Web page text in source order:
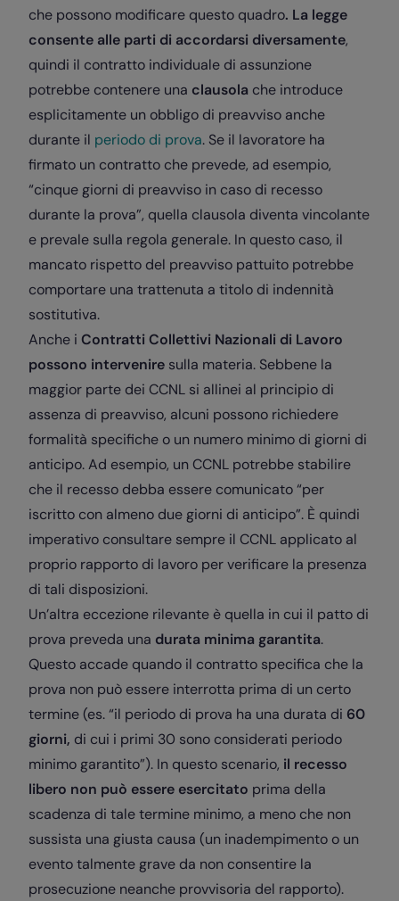
che possono modificare questo quadro. La legge
consente alle parti di accordarsi diversamente,
quindi il contratto individuale di assunzione
potrebbe contenere una clausola che introduce
esplicitamente un obbligo di preavviso anche
durante il periodo di prova. Se il lavoratore ha
firmato un contratto che prevede, ad esempio,
“cinque giorni di preavviso in caso di recesso
durante la prova”, quella clausola diventa vincolante
e prevale sulla regola generale. In questo caso, il
mancato rispetto del preavviso pattuito potrebbe
comportare una trattenuta a titolo di indennità
sostitutiva.
Anche i Contratti Collettivi Nazionali di Lavoro
possono intervenire sulla materia. Sebbene la
maggior parte dei CCNL si allinei al principio di
assenza di preavviso, alcuni possono richiedere
formalità specifiche o un numero minimo di giorni di
anticipo. Ad esempio, un CCNL potrebbe stabilire
che il recesso debba essere comunicato “per
iscritto con almeno due giorni di anticipo”. È quindi
imperativo consultare sempre il CCNL applicato al
proprio rapporto di lavoro per verificare la presenza
di tali disposizioni.
Un’altra eccezione rilevante è quella in cui il patto di
prova preveda una durata minima garantita.
Questo accade quando il contratto specifica che la
prova non può essere interrotta prima di un certo
termine (es. “il periodo di prova ha una durata di 60
giorni, di cui i primi 30 sono considerati periodo
minimo garantito”). In questo scenario, il recesso
libero non può essere esercitato prima della
scadenza di tale termine minimo, a meno che non
sussista una giusta causa (un inadempimento o un
evento talmente grave da non consentire la
prosecuzione neanche provvisoria del rapporto).